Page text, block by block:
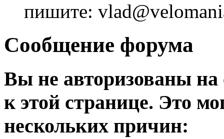
пишите:
Сообщение форума
Вы не авторизованы на
к этой странице. Это
нескольких причин: